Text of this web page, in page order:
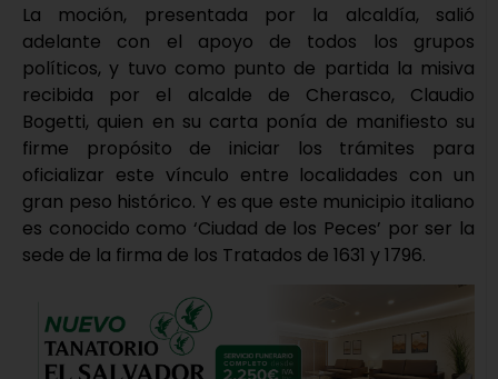
La moción, presentada por la alcaldía, salió
adelante con el apoyo de todos los grupos
políticos, y tuvo como punto de partida la misiva
recibida por el alcalde de Cherasco, Claudio
Bogetti, quien en su carta ponía de manifiesto su
firme propósito de iniciar los trámites para
oficializar este vínculo entre localidades con un
gran peso histórico. Y es que este municipio italiano
es conocido como ‘Ciudad de los Peces’ por ser la
sede de la firma de los Tratados de 1631 y 1796.